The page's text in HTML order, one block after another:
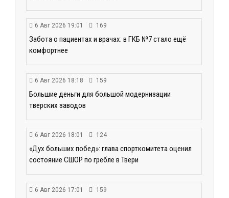
6 Авг 2026 19:01 169
Забота о пациентах и врачах: в ГКБ №7 стало ещё
комфортнее
6 Авг 2026 18:18 159
Большие деньги для большой модернизации
тверских заводов
6 Авг 2026 18:01 124
«Дух больших побед»: глава спорткомитета оценил
состояние СШОР по гребле в Твери
6 Авг 2026 17:01 159